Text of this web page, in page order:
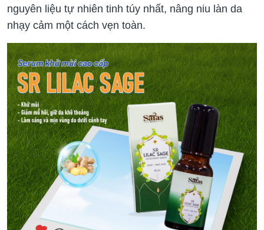
nguyên liệu tự nhiên tinh túy nhất, nâng niu làn da
nhạy cảm một cách vẹn toàn.